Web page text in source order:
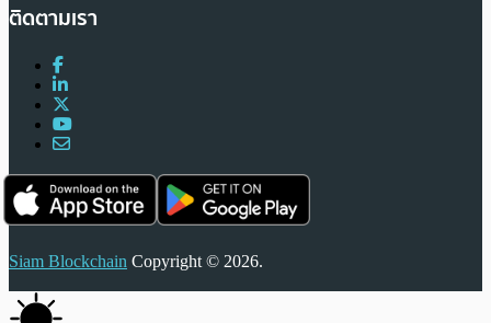
ติดตามเรา
Siam Blockchain Copyright © 2026.